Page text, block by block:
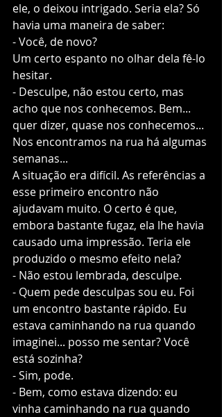
ele, o deixou intrigado. Seria ela? Só
havia uma maneira de saber:
- Você, de novo?
Um certo espanto no olhar dela fê-lo
hesitar.
- Desculpe, não estou certo, mas
acho que nos conhecemos. Bem...
quer dizer, quase nos conhecemos...
Nos encontramos na rua há algumas
semanas...
A situação era difícil. As referências a
esse primeiro encontro não
ajudavam muito. O certo é que,
embora bastante fugaz, ela lhe havia
causado uma impressão. Teria ele
produzido o mesmo efeito nela?
- Não estou lembrada, desculpe.
- Quem pede desculpas sou eu. Foi
um encontro bastante rápido. Eu
estava caminhando na rua quando
imaginei... posso me sentar? Você
está sozinha?
- Sim, pode.
- Bem, como estava dizendo: eu
vinha caminhando na rua quando